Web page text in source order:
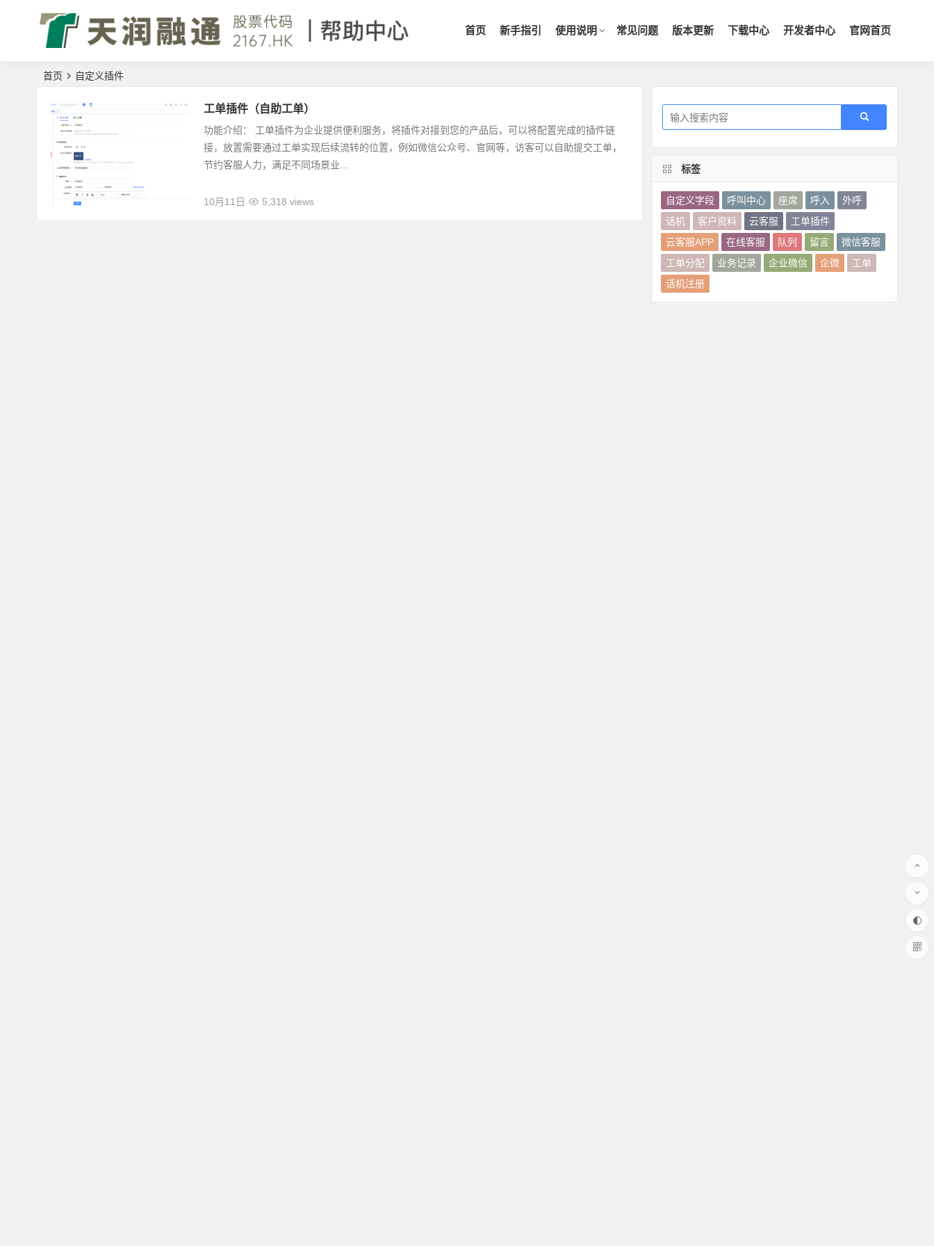
首页 新手指引 使用说明 常见问题 版本更新 下载中心 开发者中心 官网首页
首页 自定义插件
工单插件（自助工单）
功能介绍： 工单插件为企业提供便利服务，将插件对接到您的产品后，可以将配置完成的插件链
接，放置需要通过工单实现后续流转的位置，例如微信公众号、官网等，访客可以自助提交工单，
节约客服人力，满足不同场景业...
10月11日 5,318 views
标签
自定义字段 呼叫中心 座席 呼入
外呼
话机
客户资料 云客服
工单插件
云客服APP
在线客服 队列 留言
微信客服
工单分配
业务记录 企业微信 企微
工单
话机注册